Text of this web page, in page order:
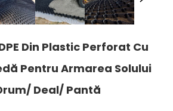
Din Plastic Perforat Cu
Pentru Armarea Solului
Deal/ Pantă